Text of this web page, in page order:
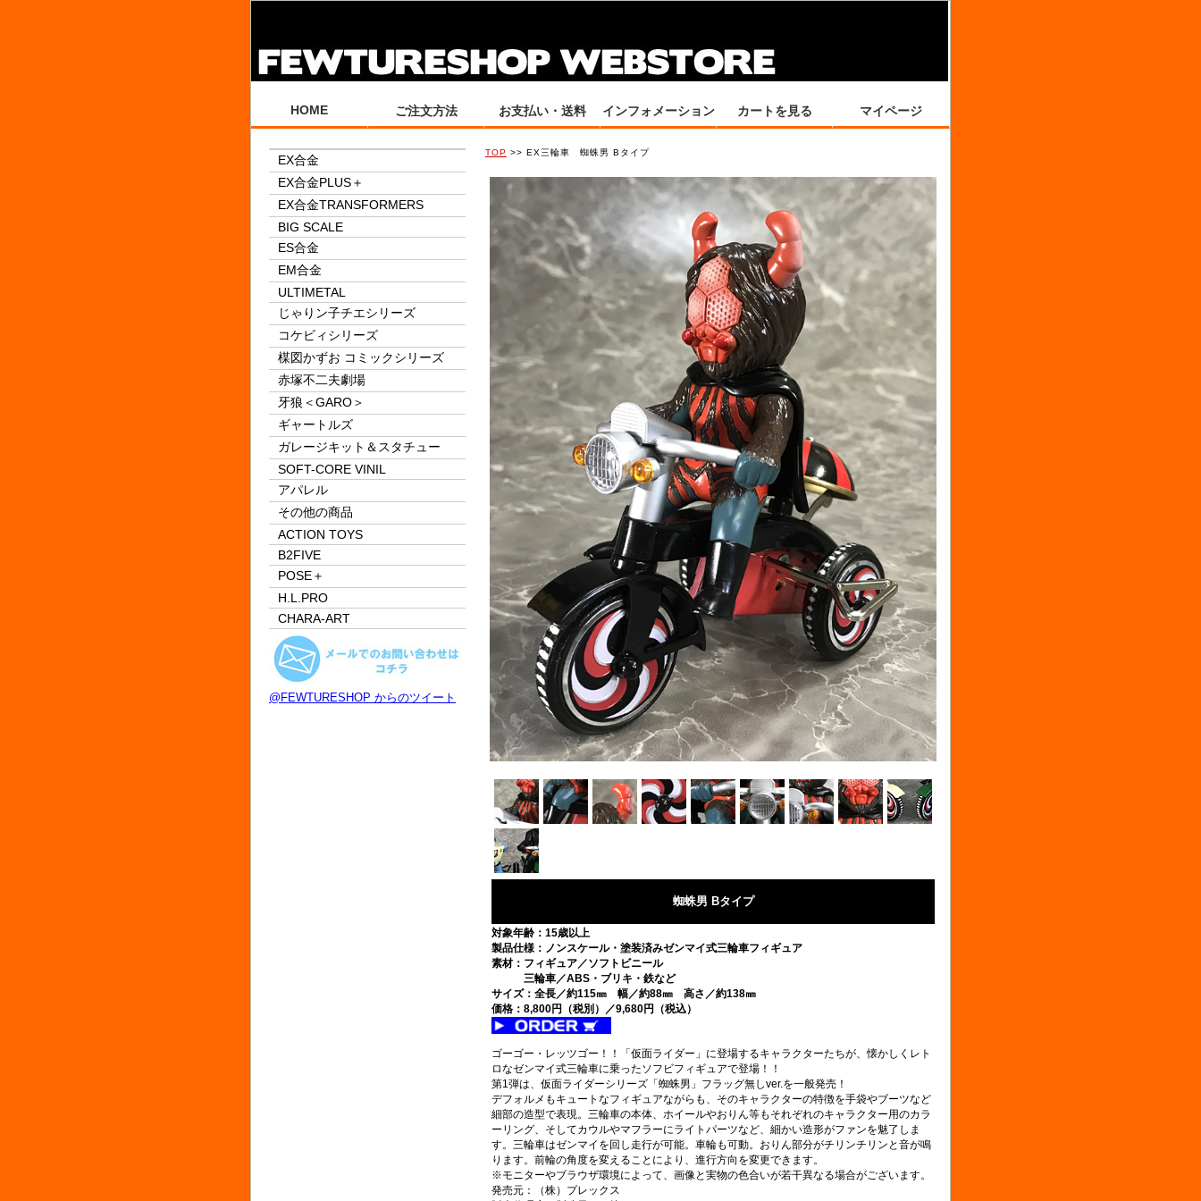
HOME ご注文方法 お支払い・送料 インフォメーション カートを見る マイページ
EX合金
EX合金PLUS＋
EX合金TRANSFORMERS
BIG SCALE
ES合金
EM合金
ULTIMETAL
じゃりン子チエシリーズ
コケビィシリーズ
楳図かずお コミックシリーズ
赤塚不二夫劇場
牙狼＜GARO＞
ギャートルズ
ガレージキット＆スタチュー
SOFT-CORE VINIL
アパレル
その他の商品
ACTION TOYS
B2FIVE
POSE＋
H.L.PRO
CHARA-ART
@FEWTURESHOP からのツイート
TOP >> EX三輪車 蜘蛛男 Bタイプ
蜘蛛男 Bタイプ
対象年齢：15歳以上
製品仕様：ノンスケール・塗装済みゼンマイ式三輪車フィギュア
素材：フィギュア／ソフトビニール
三輪車／ABS・ブリキ・鉄など
サイズ：全長／約115㎜ 幅／約88㎜ 高さ／約138㎜
価格：8,800円（税別）／9,680円（税込）
ゴーゴー・レッツゴー！！「仮面ライダー」に登場するキャラクターたちが、懐かしくレト
ロなゼンマイ式三輪車に乗ったソフビフィギュアで登場！！
第1弾は、仮面ライダーシリーズ「蜘蛛男」フラッグ無しver.を一般発売！
デフォルメもキュートなフィギュアながらも、そのキャラクターの特徴を手袋やブーツなど
細部の造型で表現。三輪車の本体、ホイールやおりん等もそれぞれのキャラクター用のカラ
ーリング、そしてカウルやマフラーにライトパーツなど、細かい造形がファンを魅了しま
す。三輪車はゼンマイを回し走行が可能。車輪も可動。おりん部分がチリンチリンと音が鳴
ります。前輪の角度を変えることにより、進行方向を変更できます。
※モニターやブラウザ環境によって、画像と実物の色合いが若干異なる場合がございます。
発売元：（株）プレックス